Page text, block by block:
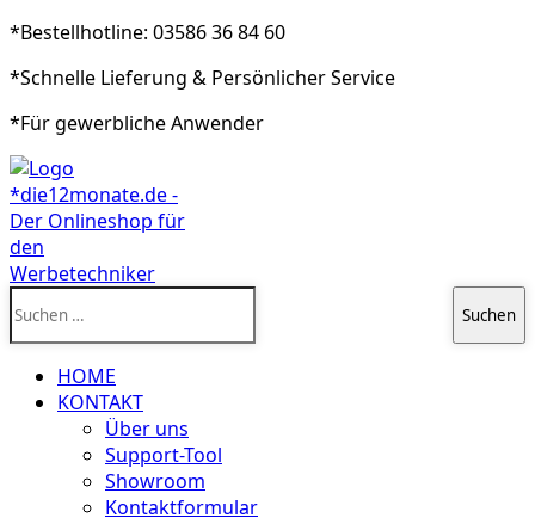
*Bestellhotline: 03586 36 84 60
*Schnelle Lieferung & Persönlicher Service
*Für gewerbliche Anwender
nach:
HOME
KONTAKT
Über uns
Support-Tool
Showroom
Kontaktformular